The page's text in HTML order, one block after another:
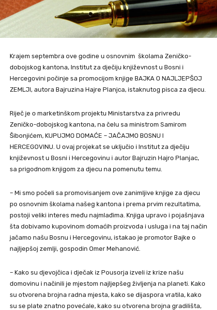
Krajem septembra ove godine u osnovnim školama Zeničko-
dobojskog kantona, Institut za dječiju književnost u Bosni i
Hercegovini počinje sa promocijom knjige BAJKA O NAJLJEPŠOJ
ZEMLJI, autora Bajruzina Hajre Planjca, istaknutog pisca za djecu.
Riječ je o marketinškom projektu Ministarstva za privredu
Zeničko-dobojskog kantona, na čelu sa ministrom Samirom
Šibonjićem, KUPUJMO DOMAĆE – JAČAJMO BOSNU I
HERCEGOVINU. U ovaj projekat se uključio i Institut za dječiju
književnost u Bosni i Hercegovinu i autor Bajruzin Hajro Planjac,
sa prigodnom knjigom za djecu na pomenutu temu.
– Mi smo počeli sa promovisanjem ove zanimljive knjige za djecu
po osnovnim školama našeg kantona i prema prvim rezultatima,
postoji veliki interes među najmlađima. Knjiga upravo i pojašnjava
šta dobivamo kupovinom domaćih proizvoda i usluga i na taj način
jačamo našu Bosnu i Hercegovinu, istakao je promotor Bajke o
najljepšoj zemlji, gospodin Omer Mehanović.
– Kako su djevojčica i dječak iz Pousorja izveli iz krize našu
domovinu i načinili je mjestom najljepšeg življenja na planeti. Kako
su otvorena brojna radna mjesta, kako se dijaspora vratila, kako
su se plate znatno povećale, kako su otvorena brojna gradilišta,